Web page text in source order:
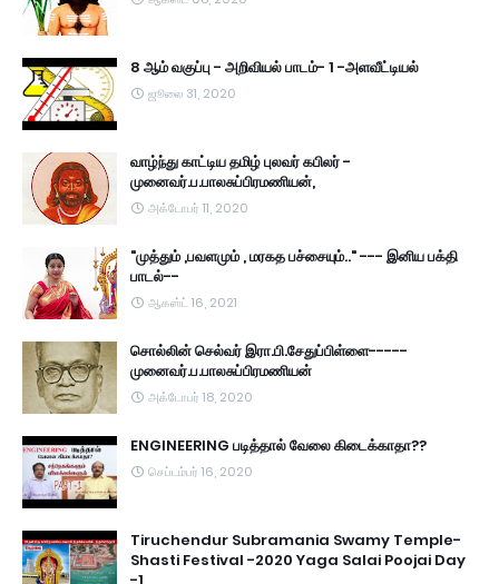
8 ஆம் வகுப்பு - அறிவியல் பாடம்- 1 -அளவீட்டியல்
ஜூலை 31, 2020
வாழ்ந்து காட்டிய தமிழ் புலவர் கபிலர் -
முனைவர்.ப.பாலசுப்பிரமணியன்,
அக்டோபர் 11, 2020
"முத்தும் ,பவளமும் , மரகத பச்சையும்.." --- இனிய பக்தி
பாடல்--
ஆகஸ்ட் 16, 2021
சொல்லின் செல்வர் இரா.பி.சேதுப்பிள்ளை-----
முனைவர்.ப.பாலசுப்பிரமணியன்
அக்டோபர் 18, 2020
ENGINEERING படித்தால் வேலை கிடைக்காதா??
செப்டம்பர் 16, 2020
Tiruchendur Subramania Swamy Temple-
Shasti Festival -2020 Yaga Salai Poojai Day